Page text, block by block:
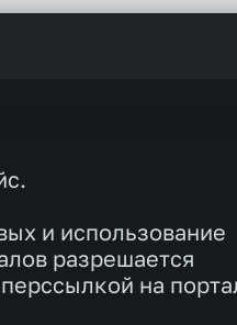
и использование
разрешается
на